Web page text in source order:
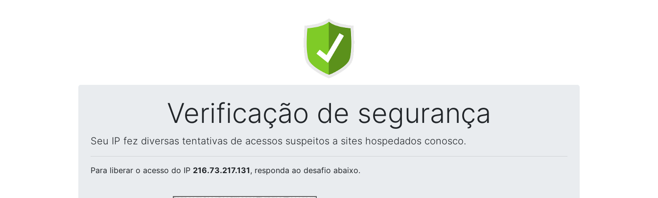
Verificação de segurança
Seu IP fez diversas tentativas de acessos suspeitos a sites hospedados conosco.
Para liberar o acesso do IP 216.73.217.131, responda ao desafio abaixo.